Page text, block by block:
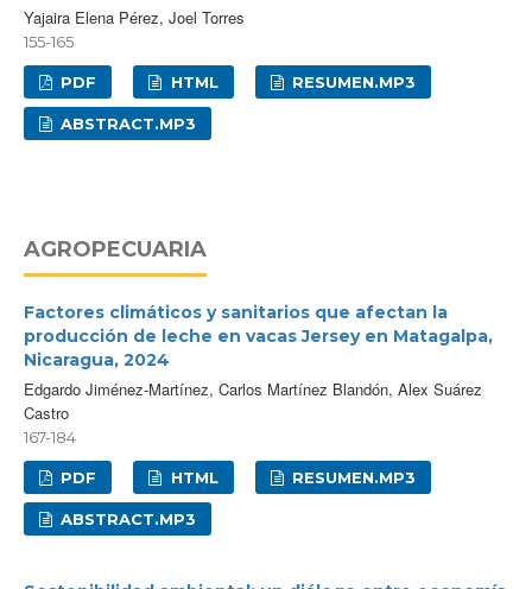
Yajaira Elena Pérez, Joel Torres
155-165
PDF HTML RESUMEN.MP3
ABSTRACT.MP3
AGROPECUARIA
Factores climáticos y sanitarios que afectan la
producción de leche en vacas Jersey en Matagalpa,
Nicaragua, 2024
Edgardo Jiménez-Martínez, Carlos Martínez Blandón, Alex Suárez
Castro
167-184
PDF HTML RESUMEN.MP3
ABSTRACT.MP3